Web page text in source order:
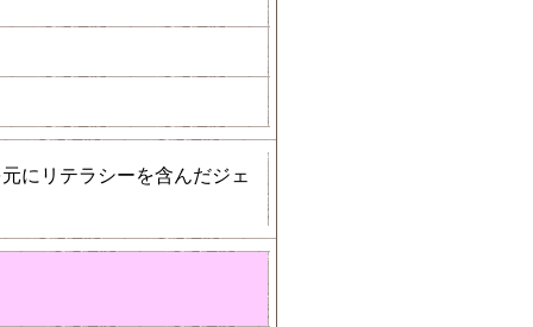
にリテラシーを含んだジェ